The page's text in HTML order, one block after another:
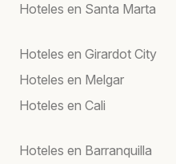
Hoteles en Santa Marta
Hoteles en Girardot City
Hoteles en Melgar
Hoteles en Cali
Hoteles en Barranquilla